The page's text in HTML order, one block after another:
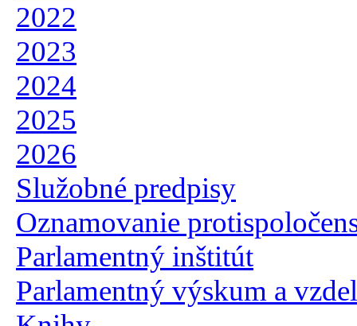
2022
2023
2024
2025
2026
Služobné predpisy
Oznamovanie
Parlamentný inštitút
Parlamentný výskum a